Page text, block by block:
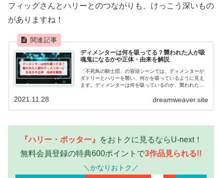
フィッグさんとハリーとのつながりも、けっこう深いもの
がありますね！
ディメンターは何を吸ってる？襲われた人が吸
魂鬼になるかや正体・由来を解説
「不死鳥の騎士団」の冒頭シーンでは、ディメンターが
ダドリーとハリーを襲い、何かを吸っているように見え
ます。ディメンターは何を吸っているのか、襲われた人
dreamweaver.site
2021.11.28
『ハリー・ポッター』
をおトクに見るならU-next！
無料会員登録の特典600ポイントで3作品見られる!!
＼かなりおトク／